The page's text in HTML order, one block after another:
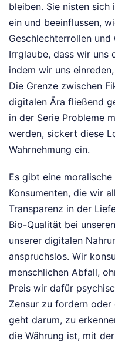
bleiben. Sie nisten sich
ein und beeinflussen,
Geschlechterrollen
Irrglaube, dass wir uns
indem wir uns
Die Grenze zwischen
digitalen Ära fließend
in der Serie Probleme
werden, sickert diese
Wahrnehmung ein.
Es gibt eine
Konsumenten, die wir
Transparenz in der
Bio-Qualität bei
unserer digitalen
anspruchslos. Wir
menschlichen Abfall,
Preis wir dafür
Zensur zu fordern oder
geht darum, zu
die Währung ist, mit